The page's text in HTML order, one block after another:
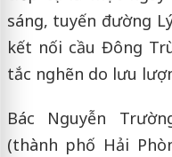
sáng, tuyến đường
kết nối cầu Đông
tắc nghẽn do lưu
Bác Nguyễn
(thành phố Hải